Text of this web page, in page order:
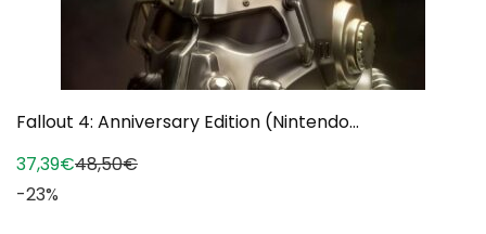
Fallout 4: Anniversary Edition (Nintendo...
37,39€48,50€
-23%